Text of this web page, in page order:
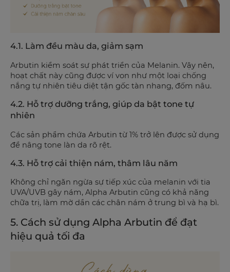
4.1. Làm đều màu da, giảm sạm
Arbutin kiểm soát sự phát triển của Melanin. Vậy nên,
hoạt chất này cũng được ví von như một loại chống
nắng tự nhiên tiêu diệt tận gốc tàn nhang, đốm nâu.
4.2. Hỗ trợ dưỡng trắng, giúp da bật tone tự
nhiên
Các sản phẩm chứa Arbutin từ 1% trở lên được sử dụng
để nâng tone làn da rõ rệt.
4.3. Hỗ trợ cải thiện nám, thâm lâu năm
Không chỉ ngăn ngừa sự tiếp xúc của melanin với tia
UVA/UVB gây nám, Alpha Arbutin cũng có khả năng
chữa trị, làm mờ dần các chân nám ở trung bì và hạ bì.
5. Cách sử dụng Alpha Arbutin để đạt
hiệu quả tối đa